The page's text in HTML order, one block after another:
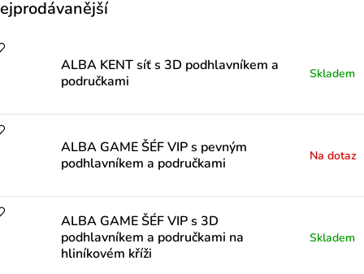
ALBA KENT síť s 3D podhlavníkem a
područkami
Skladem
ALBA GAME ŠÉF VIP s pevným
podhlavníkem a područkami
Na dotaz
ALBA GAME ŠÉF VIP s 3D
podhlavníkem a područkami na
hliníkovém kříži
Skladem